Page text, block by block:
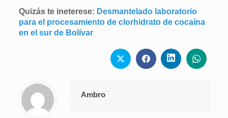
Quizás te ineterese: Desmantelado laboratorio
para el procesamiento de clorhidrato de cocaína
en el sur de Bolívar
Ambro